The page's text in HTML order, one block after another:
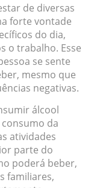
de diversas
forte vontade
do dia,
o trabalho. Esse
se sente
mesmo que
negativas.
álcool
da
atividades
parte do
poderá beber,
familiares,